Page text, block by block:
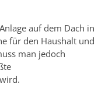
auf dem Dach in
für den Haushalt und
man jedoch